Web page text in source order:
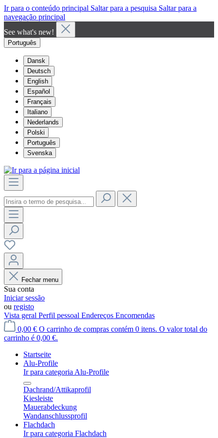
Ir para o conteúdo principal Saltar para a pesquisa Saltar para a
navegação principal
See what's new!
Português
Dansk
Deutsch
English
Español
Français
Italiano
Nederlands
Polski
Português
Svenska
Fechar menu
Sua conta
Iniciar sessão
ou registo
Vista geral Perfil pessoal Endereços Encomendas
0,00 € O carrinho de compras contém 0 itens. O valor total do
carrinho é 0,00 €.
Startseite
Alu-Profile
Ir para categoria Alu-Profile
Dachrand/Attikaprofil
Kiesleiste
Mauerabdeckung
Wandanschlussprofil
Flachdach
Ir para categoria Flachdach